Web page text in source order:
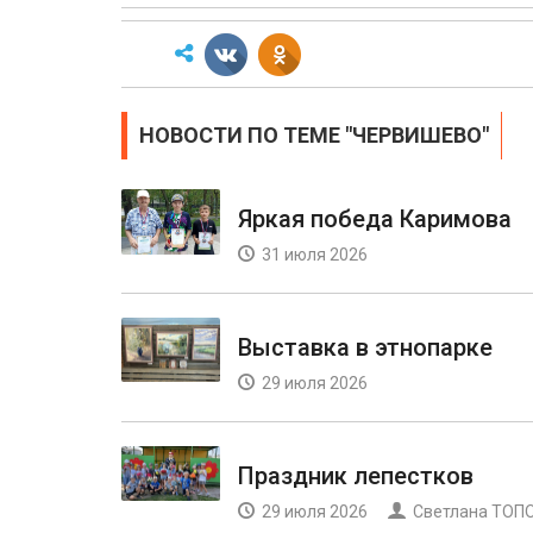
НОВОСТИ ПО ТЕМЕ "ЧЕРВИШЕВО"
Яркая победа Каримова
31 июля 2026
Выставка в этнопарке
29 июля 2026
Праздник лепестков
29 июля 2026 Светлана